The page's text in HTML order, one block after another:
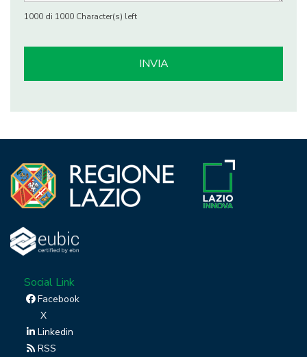
1000 di 1000 Character(s) left
Social Link
Facebook
X
Linkedin
RSS